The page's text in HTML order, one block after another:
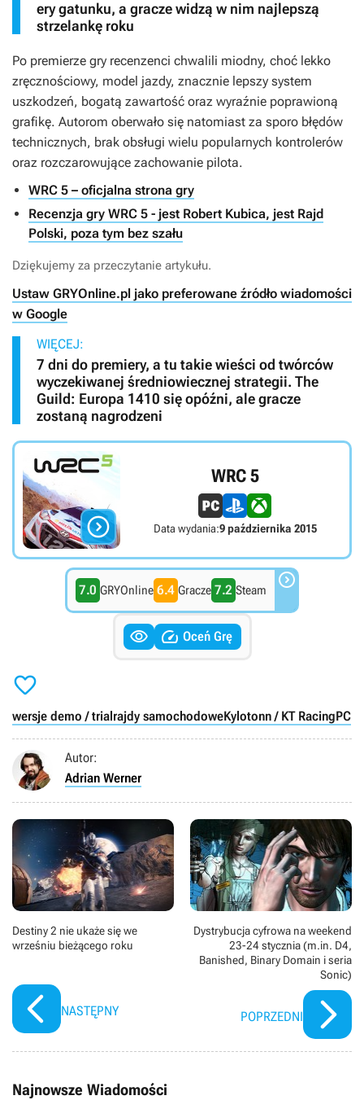
ery gatunku, a gracze widzą w nim najlepszą
strzelankę roku
Po premierze gry recenzenci chwalili miodny, choć lekko
zręcznościowy, model jazdy, znacznie lepszy system
uszkodzeń, bogatą zawartość oraz wyraźnie poprawioną
grafikę. Autorom oberwało się natomiast za sporo błędów
technicznych, brak obsługi wielu popularnych kontrolerów
oraz rozczarowujące zachowanie pilota.
WRC 5 – oficjalna strona gry
Recenzja gry WRC 5 - jest Robert Kubica, jest Rajd
Polski, poza tym bez szału
Dziękujemy za przeczytanie artykułu.
Ustaw GRYOnline.pl jako preferowane źródło wiadomości
w Google
WIĘCEJ:
7 dni do premiery, a tu takie wieści od twórców
wyczekiwanej średniowiecznej strategii. The
Guild: Europa 1410 się opóźni, ale gracze
zostaną nagrodzeni

WRC 5
Data wydania:9 października 2015
7.0 GRYOnline 6.4 Gracze 7.2 Steam 
  Oceń Grę

wersje demo / trialrajdy samochodoweKylotonn / KT RacingPC
Autor:
Adrian Werner
Destiny 2 nie ukaże się we
wrześniu bieżącego roku
NASTĘPNY
Dystrybucja cyfrowa na weekend
23-24 stycznia (m.in. D4,
Banished, Binary Domain i seria
Sonic)
POPRZEDNI
Najnowsze Wiadomości